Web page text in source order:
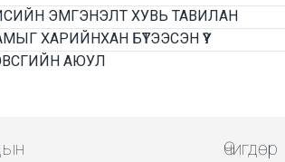
ЭМГЭНЭЛТ ХУВЬ ТАВИЛАН
ХАРИЙНХАН БҮТЭЭСЭН ҮҮ?
АЮУЛ
Өчигдөр